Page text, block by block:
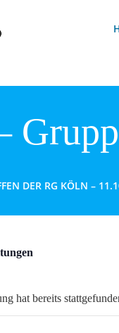
DER RG KÖLN –
hat bereits